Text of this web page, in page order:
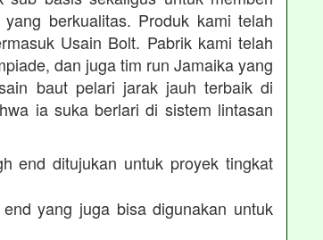
berkualitas. Produk kami telah
Usain Bolt. Pabrik kami telah
dan juga tim run Jamaika yang
baut pelari jarak jauh terbaik di
ia suka berlari di sistem lintasan
end ditujukan untuk proyek tingkat
yang juga bisa digunakan untuk